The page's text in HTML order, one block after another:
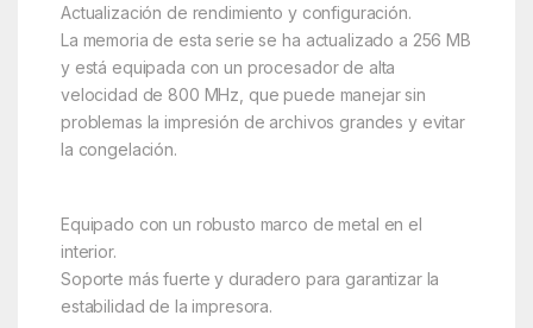
Actualización de rendimiento y configuración.
La memoria de esta serie se ha actualizado a 256 MB
y está equipada con un procesador de alta
velocidad de 800 MHz, que puede manejar sin
problemas la impresión de archivos grandes y evitar
la congelación.
Equipado con un robusto marco de metal en el
interior.
Soporte más fuerte y duradero para garantizar la
estabilidad de la impresora.